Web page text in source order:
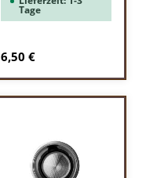
Tage
Regulärer Preis:
6,50 €